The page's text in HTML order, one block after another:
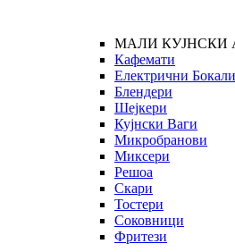
МАЛИ КУЈНСКИ
Кафемати
Електрични Бокали
Блендери
Шејкери
Кујнски Ваги
Микробранови
Миксери
Решоа
Скари
Тостери
Соковници
Фритези